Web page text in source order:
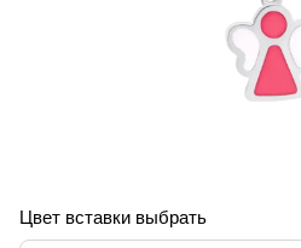
Цвет вставки выбрать